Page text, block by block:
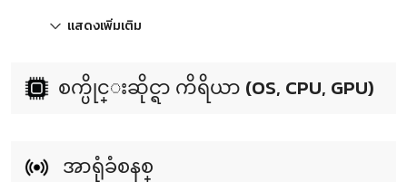
แสดงเพิ่มเติม
စက္ပိုင္းဆိုင္ရာ ကိရိယာ (OS, CPU, GPU)
အာရုံခံစနစ္